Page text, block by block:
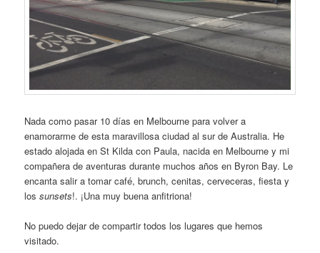
Nada como pasar 10 días en Melbourne para volver a
enamorarme de esta maravillosa ciudad al sur de Australia. He
estado alojada en St Kilda con Paula, nacida en Melbourne y mi
compañera de aventuras durante muchos años en Byron Bay. Le
encanta salir a tomar café, brunch, cenitas, cerveceras, fiesta y
lossunsets!. ¡Una muy buena anfitriona!
No puedo dejar de compartir todos los lugares que hemos
visitado.